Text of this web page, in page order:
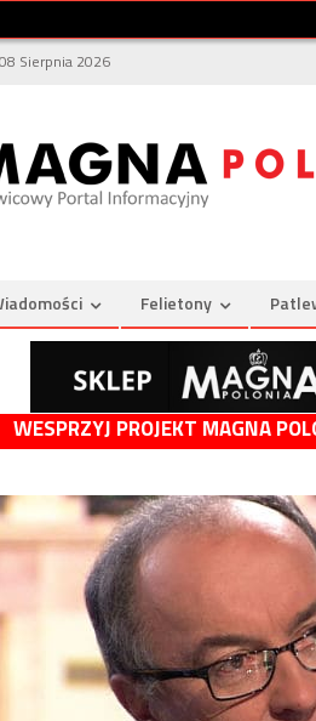
Sierpnia 2026
Felietony
WESPRZYJ PROJEKT MAGNA